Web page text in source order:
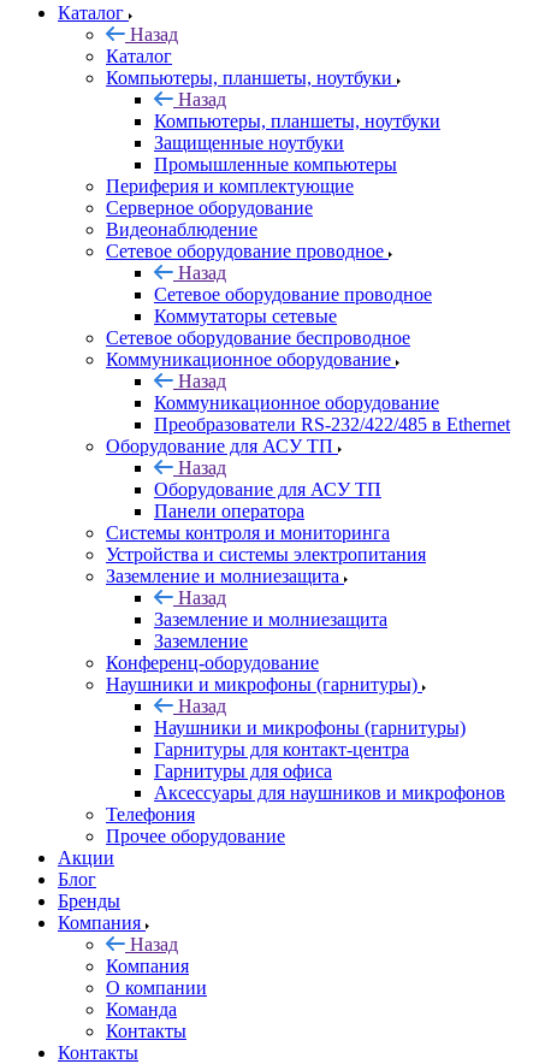
Каталог
Назад
Каталог
Компьютеры, планшеты, ноутбуки
Назад
Компьютеры, планшеты, ноутбуки
Защищенные ноутбуки
Промышленные компьютеры
Периферия и комплектующие
Серверное оборудование
Видеонаблюдение
Сетевое оборудование проводное
Назад
Сетевое оборудование проводное
Коммутаторы сетевые
Сетевое оборудование беспроводное
Коммуникационное оборудование
Назад
Коммуникационное оборудование
Преобразователи RS-232/422/485 в Ethernet
Оборудование для АСУ ТП
Назад
Оборудование для АСУ ТП
Панели оператора
Системы контроля и мониторинга
Устройства и системы электропитания
Заземление и молниезащита
Назад
Заземление и молниезащита
Заземление
Конференц-оборудование
Наушники и микрофоны (гарнитуры)
Назад
Наушники и микрофоны (гарнитуры)
Гарнитуры для контакт-центра
Гарнитуры для офиса
Аксессуары для наушников и микрофонов
Телефония
Прочее оборудование
Акции
Блог
Бренды
Компания
Назад
Компания
О компании
Команда
Контакты
Контакты